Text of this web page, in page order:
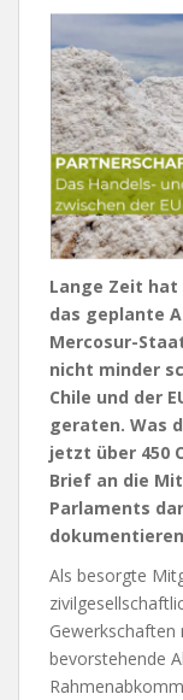
Lange Zeit
das geplante
Mercosur-
nicht minder
Chile und der
geraten. Was
jetzt über 450
Brief an die
Parlaments
Als besorgte
Gewerkschaften
bevorstehende